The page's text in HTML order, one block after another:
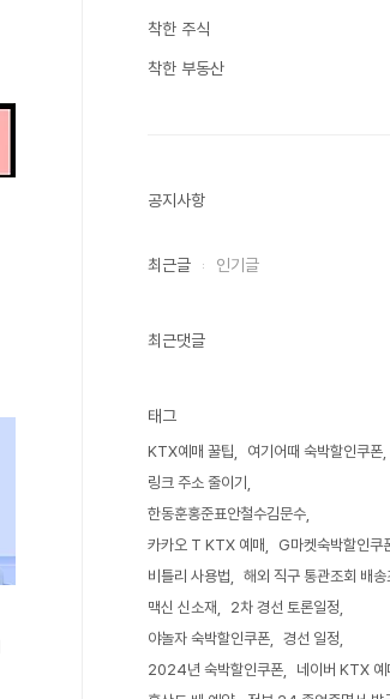
착한 주식
착한 부동산
공지사항
최근글 인기글
최근댓글
태그
KTX예매 꿀팁
여기어때 숙박할인쿠폰
링크 주소 줄이기
한동훈홍준표안철수김문수
카카오 T KTX 예매
G마켓숙박할인쿠
비틀리 사용법
해외 직구 통관조회 배송
맥신 신소재
2차 경선 토론일정
야놀자 숙박할인쿠폰
경선 일정
2024년 숙박할인쿠폰
네이버 KTX 예